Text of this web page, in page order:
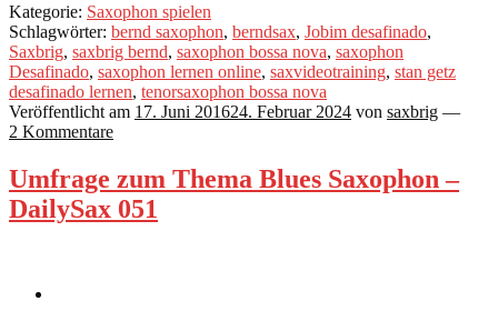
Kategorie: Saxophon spielen
Schlagwörter: bernd saxophon, berndsax, Jobim desafinado,
Saxbrig, saxbrig bernd, saxophon bossa nova, saxophon
Desafinado, saxophon lernen online, saxvideotraining, stan getz
desafinado lernen, tenorsaxophon bossa nova
Veröffentlicht am 17. Juni 201624. Februar 2024 von saxbrig —
2 Kommentare
Umfrage zum Thema Blues Saxophon –
DailySax 051